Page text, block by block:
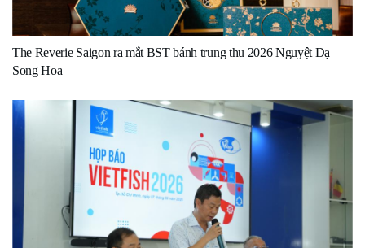
The Reverie Saigon ra mắt BST bánh trung thu 2026 Nguyệt Dạ
Song Hoa